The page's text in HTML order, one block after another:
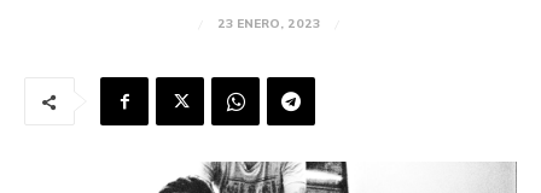
23 ENERO, 2023